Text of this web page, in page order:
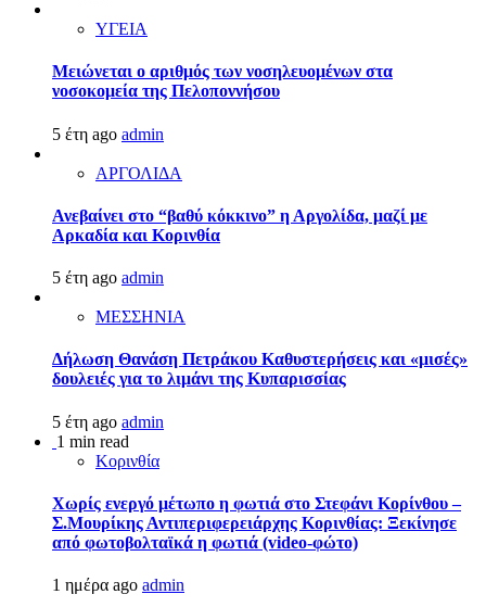
ΥΓΕΙΑ
Μειώνεται ο αριθμός των νοσηλευομένων στα
νοσοκομεία της Πελοποννήσου
5 έτη ago admin
ΑΡΓΟΛΙΔΑ
Ανεβαίνει στο “βαθύ κόκκινο” η Αργολίδα, μαζί με
Αρκαδία και Κορινθία
5 έτη ago admin
ΜΕΣΣΗΝΙΑ
Δήλωση Θανάση Πετράκου Καθυστερήσεις και «μισές»
δουλειές για το λιμάνι της Κυπαρισσίας
5 έτη ago admin
1 min read
Κορινθία
Χωρίς ενεργό μέτωπο η φωτιά στο Στεφάνι Κορίνθου –
Σ.Μουρίκης Αντιπεριφερειάρχης Κορινθίας: Ξεκίνησε
από φωτοβολταϊκά η φωτιά (video-φώτο)
1 ημέρα ago admin